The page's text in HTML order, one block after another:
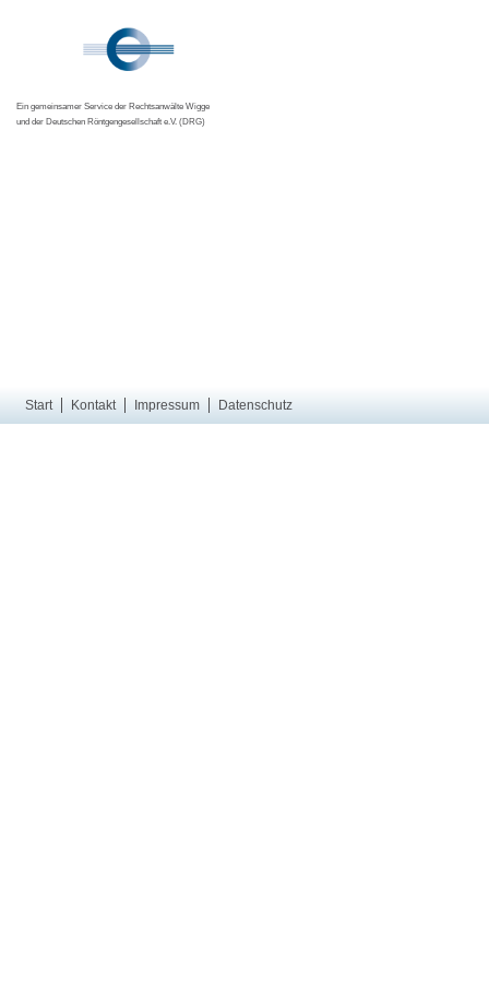
Ein gemeinsamer Service der Rechtsanwälte Wigge
und der Deutschen Röntgengesellschaft e.V. (DRG)
Start Kontakt Impressum Datenschutz